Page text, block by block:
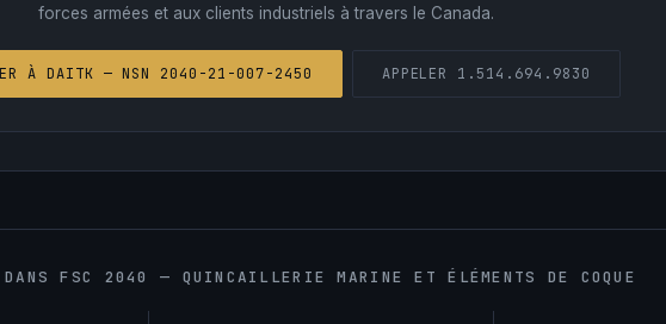
forces armées et aux clients industriels à travers le Canada.
À DAITK — NSN 2040-21-007-2450 APPELER 1.514.694.9830
DANS FSC 2040 — QUINCAILLERIE MARINE ET ÉLÉMENTS DE COQUE